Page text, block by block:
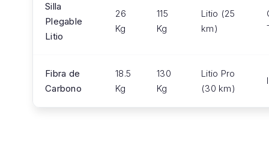
Silla
Plegable
Litio
26
Kg
115
Kg
Litio (25
km)
Fibra de
Carbono
18.5
Kg
130
Kg
Litio Pro
(30 km)